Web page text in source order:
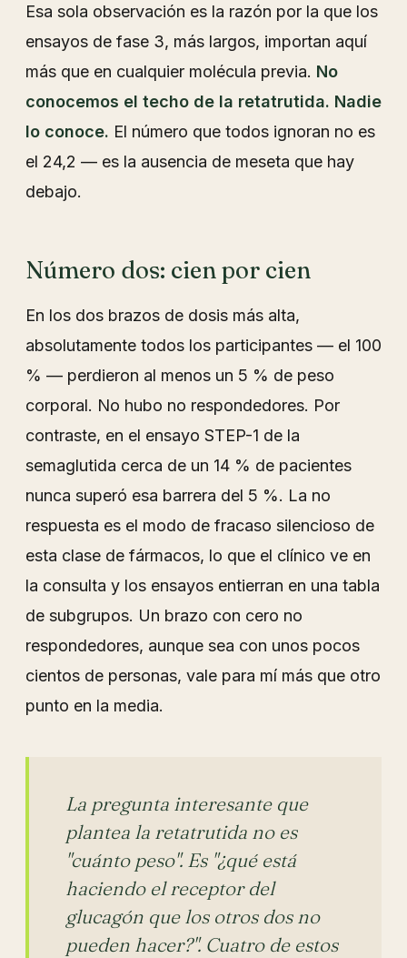
Esa sola observación es la razón por la que los
ensayos de fase 3, más largos, importan aquí
más que en cualquier molécula previa. No
conocemos el techo de la retatrutida. Nadie
lo conoce. El número que todos ignoran no es
el 24,2 — es la ausencia de meseta que hay
debajo.
Número dos: cien por cien
En los dos brazos de dosis más alta,
absolutamente todos los participantes — el 100
% — perdieron al menos un 5 % de peso
corporal. No hubo no respondedores. Por
contraste, en el ensayo STEP-1 de la
semaglutida cerca de un 14 % de pacientes
nunca superó esa barrera del 5 %. La no
respuesta es el modo de fracaso silencioso de
esta clase de fármacos, lo que el clínico ve en
la consulta y los ensayos entierran en una tabla
de subgrupos. Un brazo con cero no
respondedores, aunque sea con unos pocos
cientos de personas, vale para mí más que otro
punto en la media.
La pregunta interesante que
plantea la retatrutida no es
"cuánto peso". Es "¿qué está
haciendo el receptor del
glucagón que los otros dos no
pueden hacer?". Cuatro de estos